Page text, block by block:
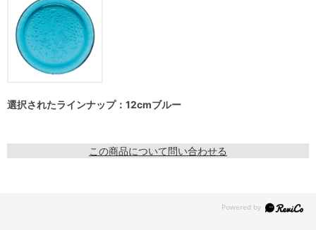
選択されたラインナップ：12cmブルー
この商品について問い合わせる